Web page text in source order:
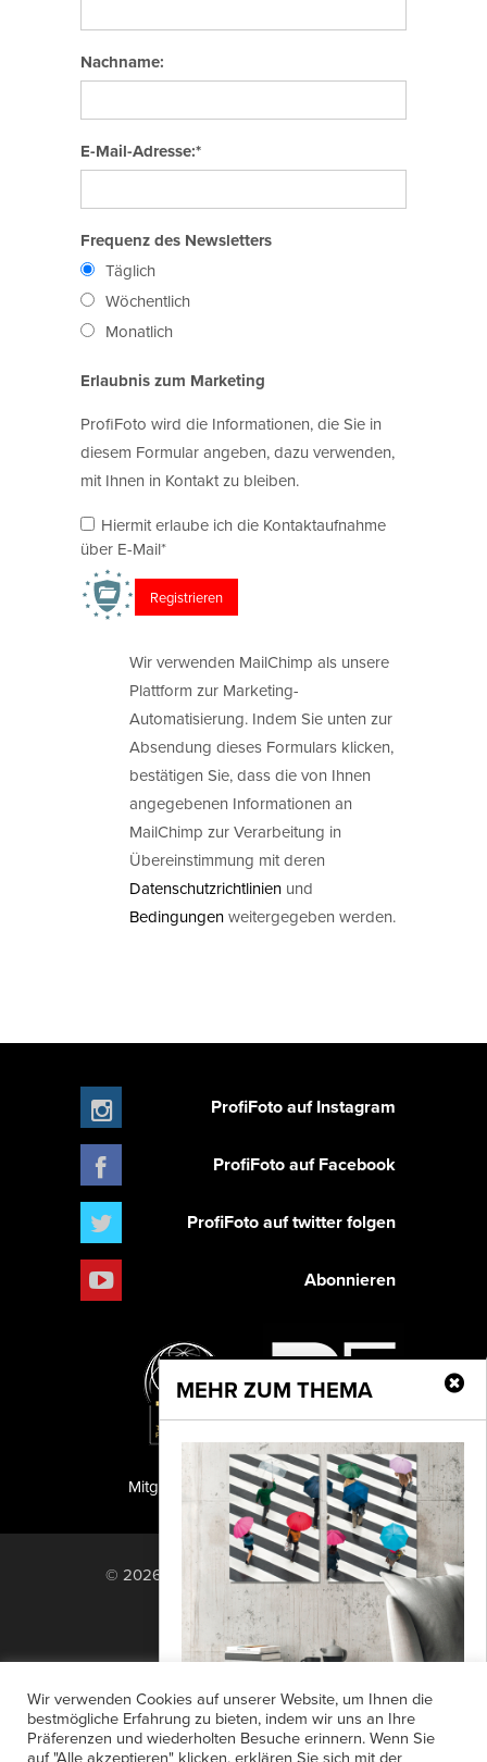
Nachname:
E-Mail-Adresse:*
Frequenz des Newsletters
Täglich
Wöchentlich
Monatlich
Erlaubnis zum Marketing
ProfiFoto wird die Informationen, die Sie in
diesem Formular angeben, dazu verwenden,
mit Ihnen in Kontakt zu bleiben.
Hiermit erlaube ich die Kontaktaufnahme
über E-Mail*
Wir verwenden MailChimp als unsere
Plattform zur Marketing-
Automatisierung. Indem Sie unten zur
Absendung dieses Formulars klicken,
bestätigen Sie, dass die von Ihnen
angegebenen Informationen an
MailChimp zur Verarbeitung in
Übereinstimmung mit deren
Datenschutzrichtlinien und
Bedingungenweitergegeben werden.
MEHR ZUM THEMA
Your photo is worth printing
ProfiFoto auf Instagram
ProfiFoto auf Facebook
ProfiFoto auf twitter folgen
Abonnieren
PF Publishing GmbH
Mitglied der TIPA
© 2026 PF Publishing GmbH. All rights
reserved.
Nach oben
Anzeigensuche
Shop
Zahlungsarten
Widerrufsbelehrung
Datenschutz
Wir verwenden Cookies auf unserer Website, um Ihnen die
bestmögliche Erfahrung zu bieten, indem wir uns an Ihre
Präferenzen und wiederholten Besuche erinnern. Wenn Sie
auf "Alle akzeptieren" klicken, erklären Sie sich mit der